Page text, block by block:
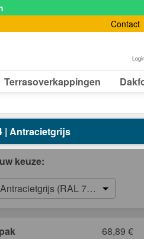
Contact
Terrasoverkappingen
| Antracietgrijs
keuze:
Antracietgrijs (RAL 7016)
68,89 €